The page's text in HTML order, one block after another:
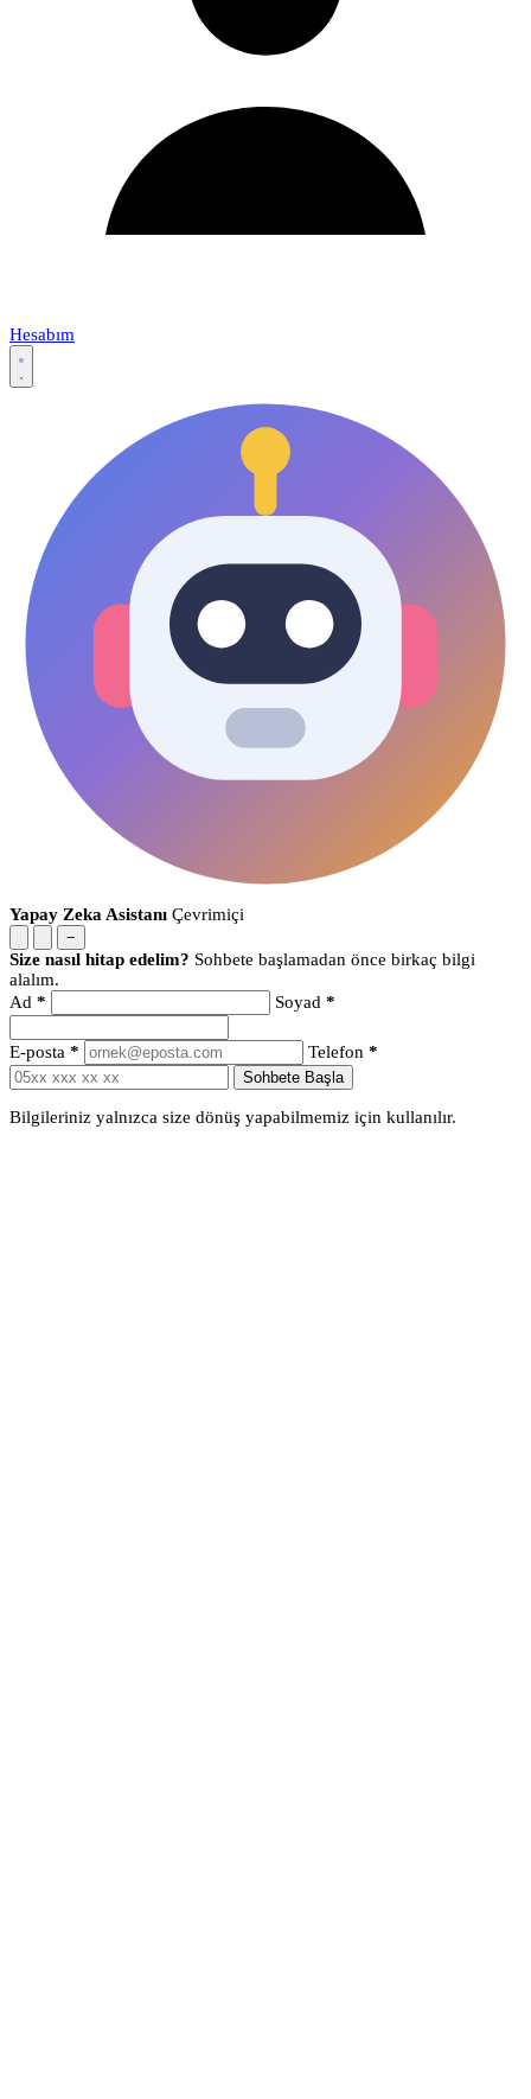
Hesabım
Yapay Zeka Asistanı Çevrimiçi
−
Size nasıl hitap edelim? Sohbete başlamadan önce birkaç bilgi
alalım.
Ad * Soyad *
E-posta * Telefon *
Sohbete Başla
Bilgileriniz yalnızca size dönüş yapabilmemiz için kullanılır.